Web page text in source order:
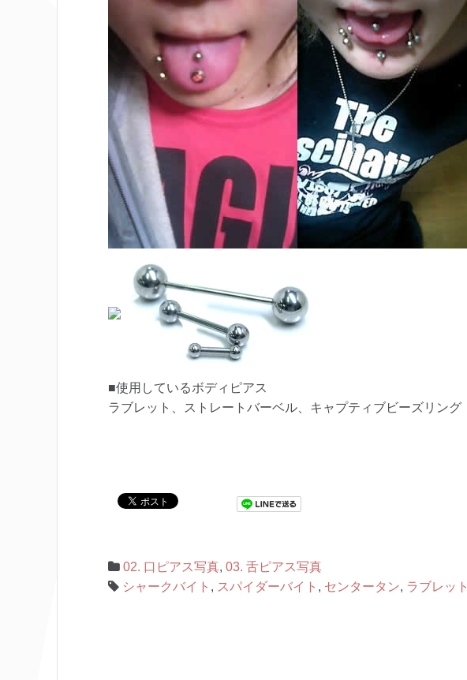
■使用しているボディピアス
ラブレット、ストレートバーベル、キャプティブビーズリング
02. 口ピアス写真, 03. 舌ピアス写真
シャークバイト , スパイダーバイト , センタータン, ラブレット